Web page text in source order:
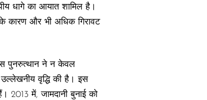
धागे का आयात शामिल है।
कारण और भी अधिक गिरावट
पुनरुत्थान ने न केवल
उल्लेखनीय वृद्धि की है। इस
2013 में, जामदानी बुनाई को